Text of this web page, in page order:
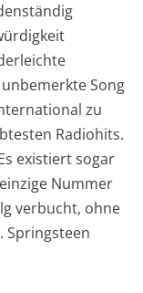
Song
zu
Radiohits.
existiert sogar
Nummer
verbucht, ohne
Springsteen